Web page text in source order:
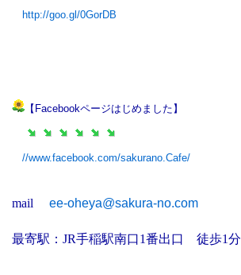
http://goo.gl/0GorDB
【Facebookページはじめました】
//www.facebook.com/sakurano.Cafe/
mail ee-oheya@sakura-no.com
最寄駅：JR手稲駅南口1番出口 徒歩1分